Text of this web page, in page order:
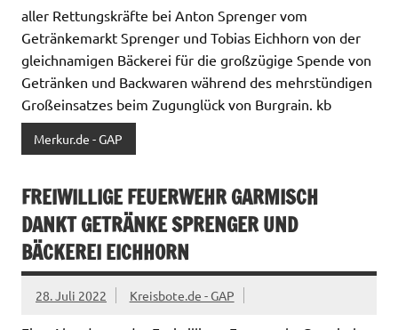
aller Rettungskräfte bei Anton Sprenger vom
Getränkemarkt Sprenger und Tobias Eichhorn von der
gleichnamigen Bäckerei für die großzügige Spende von
Getränken und Backwaren während des mehrstündigen
Großeinsatzes beim Zugunglück von Burgrain. kb
Merkur.de - GAP
FREIWILLIGE FEUERWEHR GARMISCH
DANKT GETRÄNKE SPRENGER UND
BÄCKEREI EICHHORN
28. Juli 2022 Kreisbote.de - GAP